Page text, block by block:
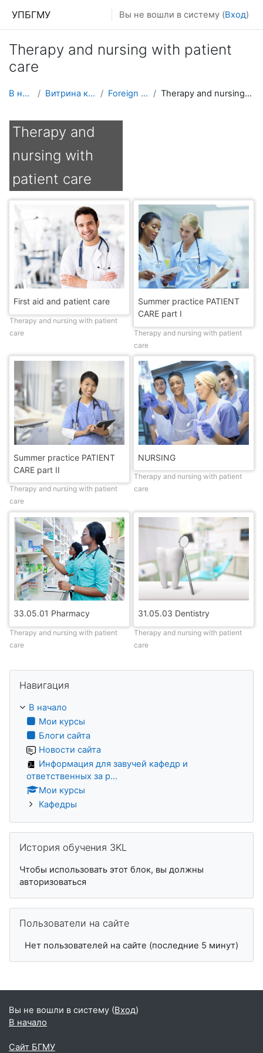
УПБГМУ Вы не вошли в систему (Вход)
Therapy and nursing with patient
care
В начало Витрина курсов 3KL Foreign students Therapy and nursing with patient care
Therapy and
nursing with
patient care
First aid and patient care
Therapy and nursing with patient
care
Summer practice PATIENT
CARE part I
Therapy and nursing with patient
care
Summer practice PATIENT
CARE part II
Therapy and nursing with patient
care
NURSING
Therapy and nursing with patient
care
33.05.01 Pharmacy
Therapy and nursing with patient
care
31.05.03 Dentistry
Therapy and nursing with patient
care
Навигация
В начало
Мои курсы
Блоги сайта
Новости сайта
Информация для завучей кафедр и
ответственных за р...
Мои курсы
Кафедры
История обучения 3KL
Чтобы использовать этот блок, вы должны
авторизоваться
Пользователи на сайте
Нет пользователей на сайте (последние 5 минут)
Вы не вошли в систему (Вход)
В начало
Сайт БГМУ